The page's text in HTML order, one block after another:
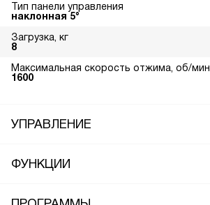
Тип панели управления
наклонная 5°
Загрузка, кг
8
Максимальная скорость отжима, об/мин
1600
УПРАВЛЕНИЕ
ФУНКЦИИ